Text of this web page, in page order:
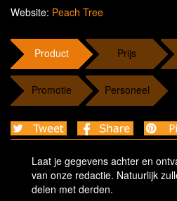
Website: Peach Tree
Product Prijs
Promotie Personeel
Laat je gegevens achter en
van onze redactie. Natuurlijk
delen met derden.